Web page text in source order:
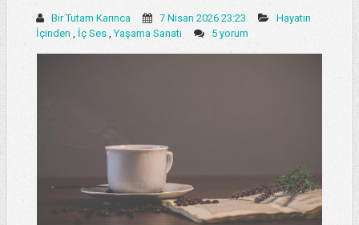
Bir Tutam Karınca 7 Nisan 2026 23:23
Hayatın
İçinden
İç Ses ,Yaşama Sanatı 5 yorum